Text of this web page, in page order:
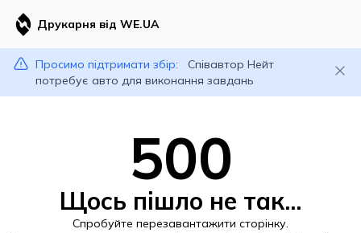
Друкарня від WE.UA
Просимо підтримати збір:
Співавтор Нейт
потребує авто для виконання завдань
500
Щось пішло не так...
Спробуйте перезавантажити сторінку.